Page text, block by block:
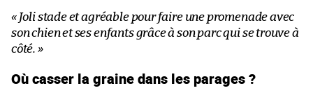
« Joli stade et agréable pour faire une promenade avec
son chien et ses enfants grâce à son parc qui se trouve à
côté. »
Où casser la graine dans les parages ?